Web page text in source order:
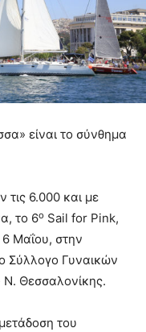
είναι το σύνθημα
6.000 και με
το 6ο Sail for Pink,
Μαΐου, στην
Σύλλογο Γυναικών
Θεσσαλονίκης.
του